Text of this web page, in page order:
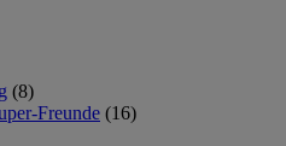
(8)
Freunde (16)